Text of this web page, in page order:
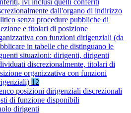
ivi inclusi quelli conferiti
dall'organo di indirizzo
senza procedure pubbliche di
e titolari di posizione
con funzioni dirigenziali (da
in tabelle che distinguano le
situazioni: dirigenti, dirigenti
discrezionalmente, titolari di
organizzativa con funzioni
12
posizioni dirigenziali discrezionali
di funzione disponibili
dirigenti